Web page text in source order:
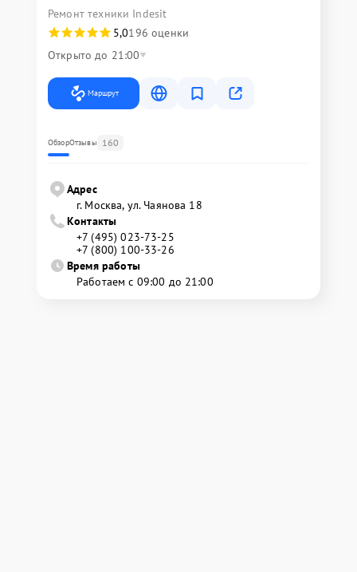
Ремонт техники Indesit
5,0196 оценки
Открыто до 21:00
Маршрут
ОбзорОтзывы 160
Адрес
г. Москва, ул. Чаянова 18
Контакты
+7 (495) 023-73-25
+7 (800) 100-33-26
Время работы
Работаем с 09:00 до 21:00